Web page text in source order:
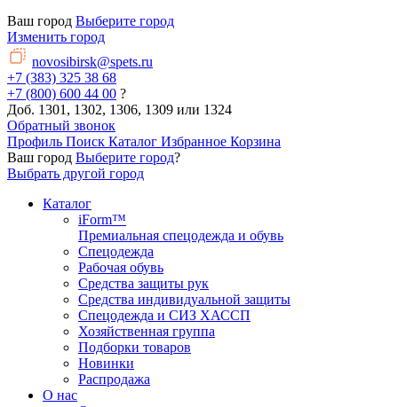
Ваш город Выберите город
Изменить город
novosibirsk@spets.ru
+7 (383) 325 38 68
+7 (800) 600 44 00 ?
Доб. 1301, 1302, 1306, 1309 или 1324
Обратный звонок
Профиль Поиск Каталог Избранное Корзина
Ваш город Выберите город?
Выбрать другой город
Каталог
iForm™
Премиальная спецодежда и обувь
Спецодежда
Рабочая обувь
Средства защиты рук
Средства индивидуальной защиты
Спецодежда и СИЗ ХАССП
Хозяйственная группа
Подборки товаров
Новинки
Распродажа
О нас